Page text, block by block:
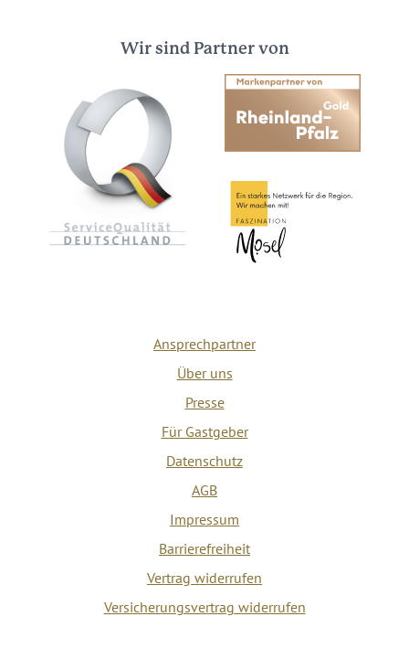
Wir sind Partner von
Ansprechpartner
Über uns
Presse
Für Gastgeber
Datenschutz
AGB
Impressum
Barrierefreiheit
Vertrag widerrufen
Versicherungsvertrag widerrufen